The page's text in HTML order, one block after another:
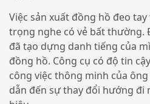
Việc sản xuất đồng hồ đeo
trọng nghe có vẻ bất
đã tạo dựng danh tiếng của
đồng hồ. Công cụ có độ tin
công việc thông minh của ông
dẫn đến sự thay đổi hướng đi